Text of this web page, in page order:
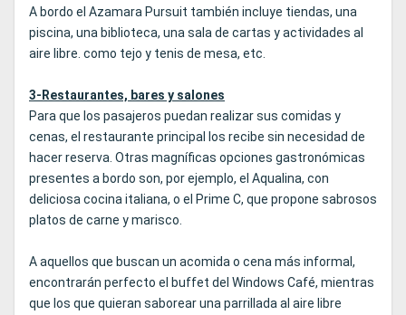
A bordo el Azamara Pursuit también incluye tiendas, una
piscina, una biblioteca, una sala de cartas y actividades al
aire libre. como tejo y tenis de mesa, etc.
3-Restaurantes, bares y salones
Para que los pasajeros puedan realizar sus comidas y
cenas, el restaurante principal los recibe sin necesidad de
hacer reserva. Otras magníficas opciones gastronómicas
presentes a bordo son, por ejemplo, el Aqualina, con
deliciosa cocina italiana, o el Prime C, que propone sabrosos
platos de carne y marisco.
A aquellos que buscan un acomida o cena más informal,
encontrarán perfecto el buffet del Windows Café, mientras
que los que quieran saborear una parrillada al aire libre